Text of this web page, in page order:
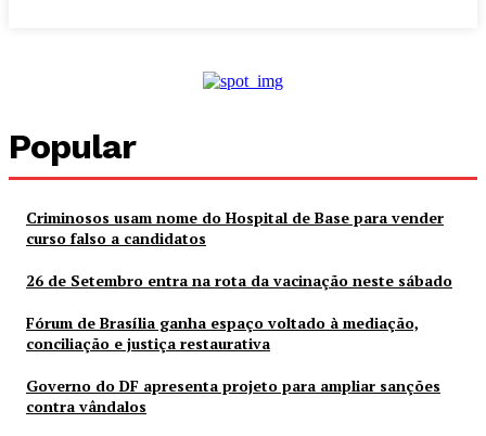
Popular
Criminosos usam nome do Hospital de Base para vender
curso falso a candidatos
26 de Setembro entra na rota da vacinação neste sábado
Fórum de Brasília ganha espaço voltado à mediação,
conciliação e justiça restaurativa
Governo do DF apresenta projeto para ampliar sanções
contra vândalos